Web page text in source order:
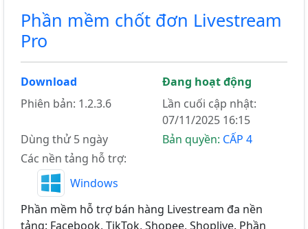
Phần mềm chốt đơn Livestream
Pro
Download
Đang hoạt động
Phiên bản: 1.2.3.6
Lần cuối cập nhật:
07/11/2025 16:15
Dùng thử 5 ngày
Bản quyền: CẤP 4
Các nền tảng hỗ trợ:
Windows
Phần mềm hỗ trợ bán hàng Livestream đa nền
tảng: Facebook, TikTok, Shopee, Shoplive. Phần